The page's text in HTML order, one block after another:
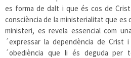
es forma de dalt i que és cos de
consciència de la ministerialitat que es
ministeri, es revela essencial com
´expressar la dependència de
´obediència que li és deguda per